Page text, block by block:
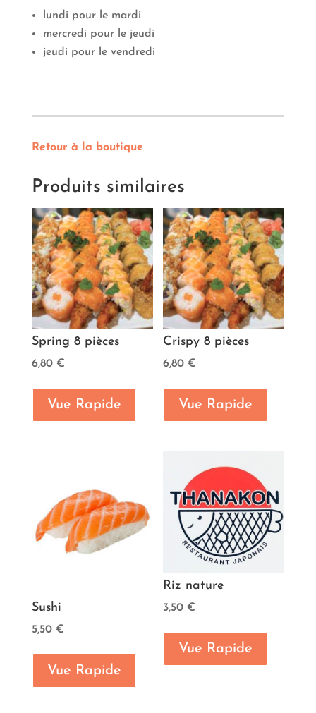
lundi pour le mardi
mercredi pour le jeudi
jeudi pour le vendredi
Retour à la boutique
Produits similaires
Spring 8 pièces
6,80 €
Vue Rapide
Crispy 8 pièces
6,80 €
Vue Rapide
Sushi
5,50 €
Vue Rapide
Riz nature
3,50 €
Vue Rapide